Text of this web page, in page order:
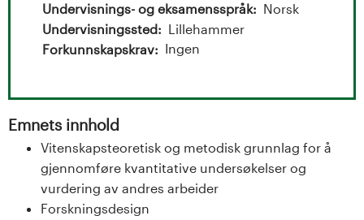
g
Undervisnings- og eksamensspråk
Norsk
Undervisningssted
Lillehammer
Forkunnskapskrav
Ingen
Emnets innhold
Vitenskapsteoretisk og metodisk grunnlag for å
gjennomføre kvantitative undersøkelser og
vurdering av andres arbeider
Forskningsdesign